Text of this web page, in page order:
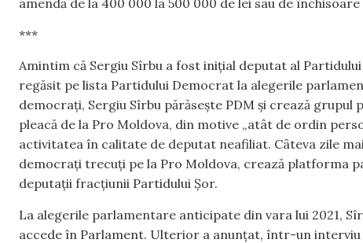
amendă de la 400 000 la 500 000 de lei sau de închisoare
***
Amintim că Sergiu Sîrbu a fost inițial deputat al
regăsit pe lista Partidului Democrat la alegerile
democrați, Sergiu Sîrbu părăsește PDM și crează
pleacă de la Pro Moldova, din motive „atât de ordin
activitatea în calitate de deputat neafiliat. Câteva zile
democrați trecuți pe la Pro Moldova, crează platforma
deputații fracțiunii Partidului Șor.
La alegerile parlamentare anticipate din vara lui 2021,
accede în Parlament. Ulterior a anunțat, într-un